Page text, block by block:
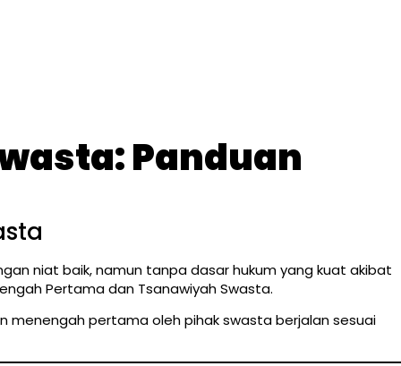
Panduan
niat baik, namun tanpa dasar hukum yang kuat akibat
Pertama dan Tsanawiyah Swasta.
menengah pertama oleh pihak swasta berjalan sesuai